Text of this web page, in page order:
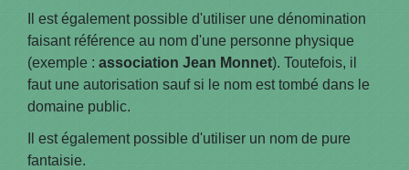
Il est également possible d'utiliser une dénomination
faisant référence au nom d'une personne physique
(exemple : association Jean Monnet). Toutefois, il
faut une autorisation sauf si le nom est tombé dans le
domaine public.
Il est également possible d'utiliser un nom de pure
fantaisie.